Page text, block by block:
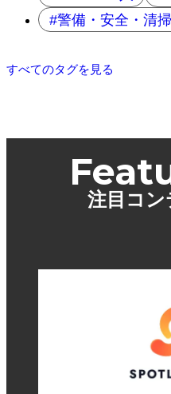
警備・安全・清掃
すべてのタグを見る
注目コン